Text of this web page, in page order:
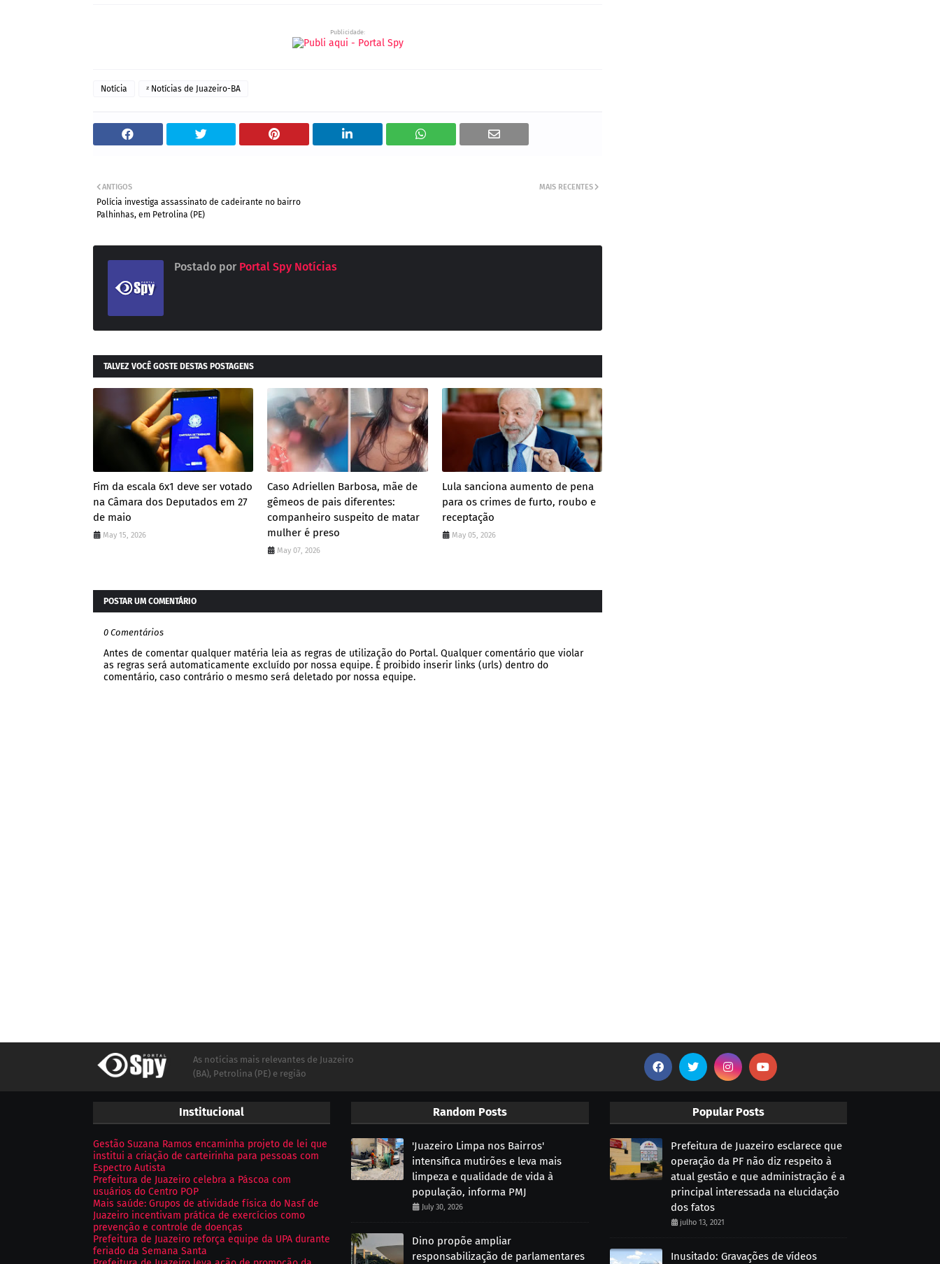
Publicidade:
Notícia ᶻ Notícias de Juazeiro-BA
MAIS RECENTES
ANTIGOS
Polícia investiga assassinato de cadeirante no bairro
Palhinhas, em Petrolina (PE)
Postado por Portal Spy Notícias
TALVEZ VOCÊ GOSTE DESTAS POSTAGENS
Fim da escala 6x1 deve ser votado
na Câmara dos Deputados em 27
de maio
May 15, 2026
Caso Adriellen Barbosa, mãe de
gêmeos de pais diferentes:
companheiro suspeito de matar
mulher é preso
May 07, 2026
Lula sanciona aumento de pena
para os crimes de furto, roubo e
receptação
May 05, 2026
POSTAR UM COMENTÁRIO
0 Comentários
Antes de comentar qualquer matéria leia as regras de utilização do Portal. Qualquer comentário que violar
as regras será automaticamente excluído por nossa equipe. É proibido inserir links (urls) dentro do
comentário, caso contrário o mesmo será deletado por nossa equipe.
As notícias mais relevantes de Juazeiro
(BA), Petrolina (PE) e região
Institucional
Gestão Suzana Ramos encaminha projeto de lei que
institui a criação de carteirinha para pessoas com
Espectro Autista
Prefeitura de Juazeiro celebra a Páscoa com
usuários do Centro POP
Mais saúde: Grupos de atividade física do Nasf de
Juazeiro incentivam prática de exercícios como
prevenção e controle de doenças
Prefeitura de Juazeiro reforça equipe da UPA durante
feriado da Semana Santa
Random Posts
'Juazeiro Limpa nos Bairros'
intensifica mutirões e leva mais
limpeza e qualidade de vida à
população, informa PMJ
July 30, 2026
Dino propõe ampliar
responsabilização de parlamentares
Popular Posts
Prefeitura de Juazeiro esclarece que
operação da PF não diz respeito à
atual gestão e que administração é a
principal interessada na elucidação
dos fatos
julho 13, 2021
Inusitado: Gravações de vídeos